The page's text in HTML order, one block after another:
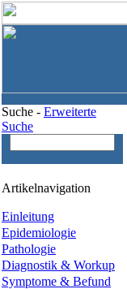
Suche - Erweiterte
Suche
Artikelnavigation
Einleitung
Epidemiologie
Pathologie
Diagnostik & Workup
Symptome & Befund